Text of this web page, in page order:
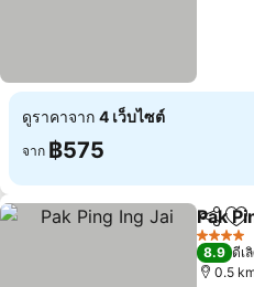
ดูราคาจาก 4 เว็บไซต์
จาก ฿575
แชร์ เ
Pak
4 ดาว
8.9 ดีเ
0.5